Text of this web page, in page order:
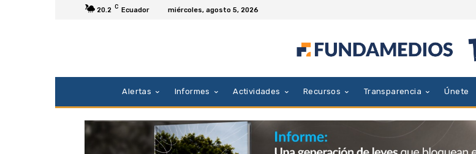
20.2 C Ecuador miércoles, agosto 5, 2026
Alertas Informes Actividades Recursos Transparencia Únete